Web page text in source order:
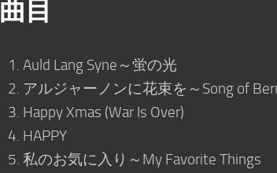
曲目
Auld Lang Syne～蛍の光
アルジャーノンに花束を～Song of
Happy Xmas (War Is Over)
HAPPY
私のお気に入り～My Favorite Things